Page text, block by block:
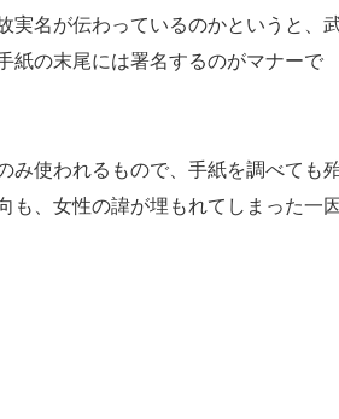
実名が伝わっているのかというと、
紙の末尾には署名するのがマナーで
み使われるもので、手紙を調べても
も、女性の諱が埋もれてしまった一因